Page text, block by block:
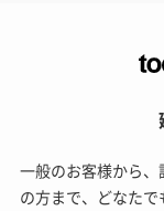
一般のお客様から
の方まで、どなた